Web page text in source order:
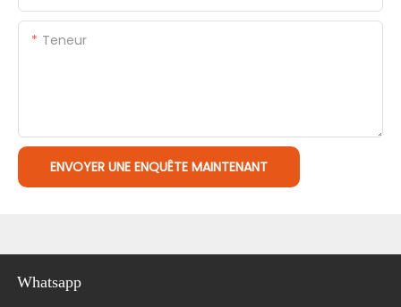
Teneur
ENVOYER UNE ENQUÊTE MAINTENANT
Whatsapp